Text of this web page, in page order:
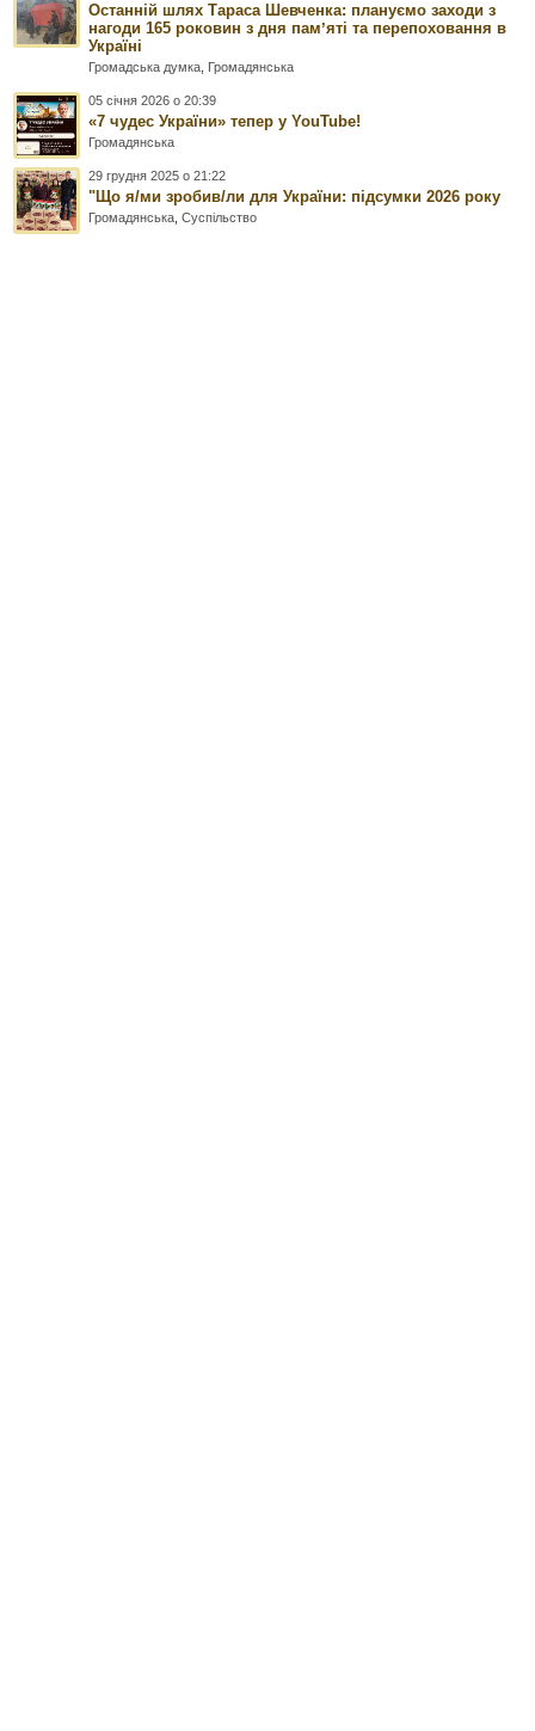
Останній шлях Тараса Шевченка: плануємо заходи з
нагоди 165 роковин з дня памʼяті та перепоховання в
Україні
Громадська думка Громадянська
05 січня 2026 о 20:39
«7 чудес України» тепер у YouTube!
Громадянська
29 грудня 2025 о 21:22
"Що я/ми зробив/ли для України: підсумки 2026 року
Громадянська ,Суспільство